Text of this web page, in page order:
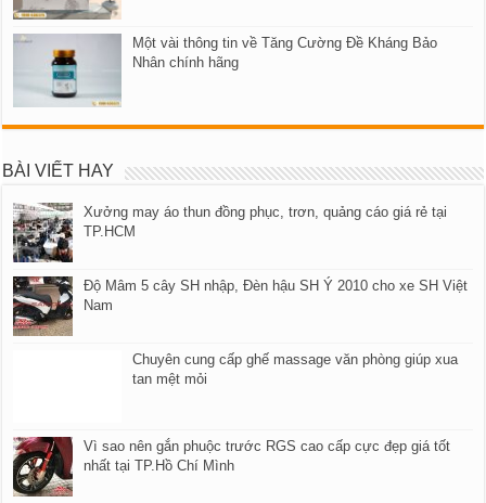
Một vài thông tin về Tăng Cường Đề Kháng Bảo
Nhân chính hãng
BÀI VIẾT HAY
Xưởng may áo thun đồng phục, trơn, quảng cáo giá rẻ tại
TP.HCM
Độ Mâm 5 cây SH nhập, Đèn hậu SH Ý 2010 cho xe SH Việt
Nam
Chuyên cung cấp ghế massage văn phòng giúp xua
tan mệt mỏi
Vì sao nên gắn phuộc trước RGS cao cấp cực đẹp giá tốt
nhất tại TP.Hồ Chí Mình